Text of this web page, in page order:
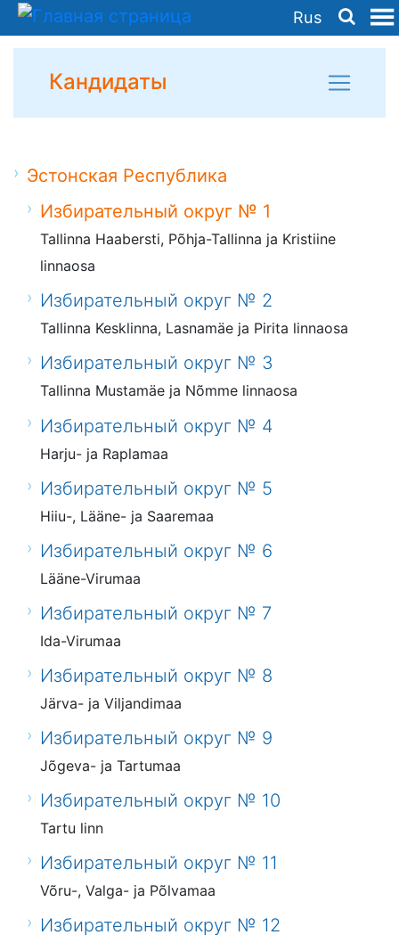
Rus
Кандидаты
Эстонская Республика
Избирательный округ № 1
Tallinna Haabersti, Põhja-Tallinna ja Kristiine
linnaosa
Избирательный округ № 2
Tallinna Kesklinna, Lasnamäe ja Pirita linnaosa
Избирательный округ № 3
Tallinna Mustamäe ja Nõmme linnaosa
Избирательный округ № 4
Harju- ja Raplamaa
Избирательный округ № 5
Hiiu-, Lääne- ja Saaremaa
Избирательный округ № 6
Lääne-Virumaa
Избирательный округ № 7
Ida-Virumaa
Избирательный округ № 8
Järva- ja Viljandimaa
Избирательный округ № 9
Jõgeva- ja Tartumaa
Избирательный округ № 10
Tartu linn
Избирательный округ № 11
Võru-, Valga- ja Põlvamaa
Избирательный округ № 12